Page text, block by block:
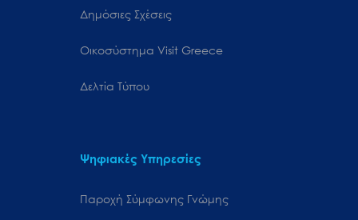
Δημόσιες Σχέσεις
Oικοσύστημα Visit Greece
Δελτία Τύπου
Ψηφιακές Υπηρεσίες
Παροχή Σύμφωνης Γνώμης